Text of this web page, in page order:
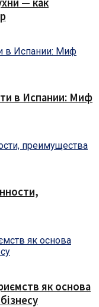
— как
в Испании: Миф
як основа